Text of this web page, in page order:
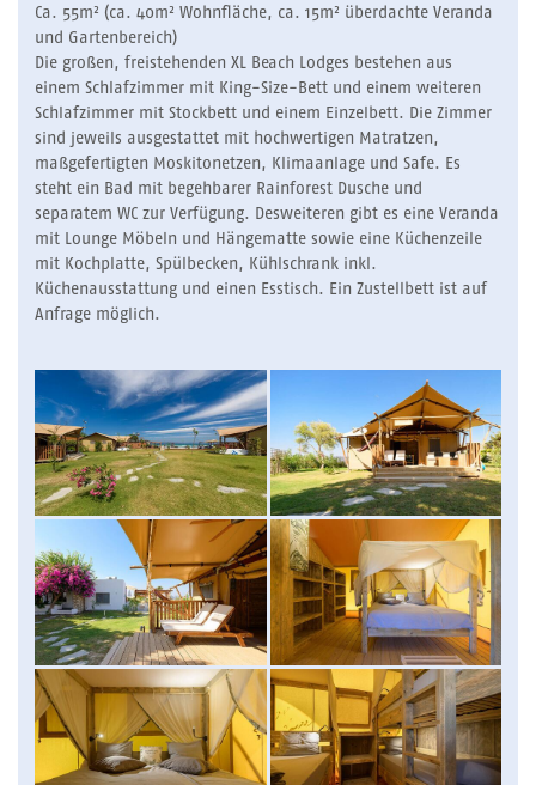
Ca. 55m² (ca. 40m² Wohnfläche, ca. 15m² überdachte Veranda
und Gartenbereich)
Die großen, freistehenden XL Beach Lodges bestehen aus
einem Schlafzimmer mit King-Size-Bett und einem weiteren
Schlafzimmer mit Stockbett und einem Einzelbett. Die Zimmer
sind jeweils ausgestattet mit hochwertigen Matratzen,
maßgefertigten Moskitonetzen, Klimaanlage und Safe. Es
steht ein Bad mit begehbarer Rainforest Dusche und
separatem WC zur Verfügung. Desweiteren gibt es eine Veranda
mit Lounge Möbeln und Hängematte sowie eine Küchenzeile
mit Kochplatte, Spülbecken, Kühlschrank inkl.
Küchenausstattung und einen Esstisch. Ein Zustellbett ist auf
Anfrage möglich.